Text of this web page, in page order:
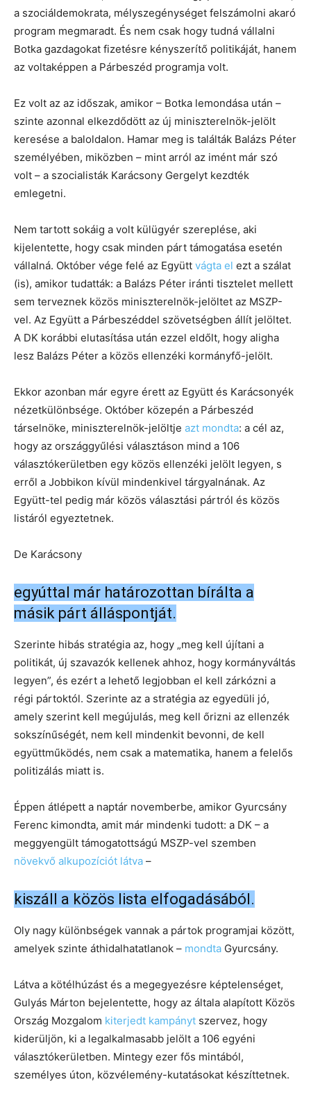
a szociáldemokrata, mélyszegénységet felszámolni akaró
program megmaradt. És nem csak hogy tudná vállalni
Botka gazdagokat fizetésre kényszerítő politikáját, hanem
az voltaképpen a Párbeszéd programja volt.
Ez volt az az időszak, amikor – Botka lemondása után –
szinte azonnal elkezdődött az új miniszterelnök-jelölt
keresése a baloldalon. Hamar meg is találták Balázs Péter
személyében, miközben – mint arról az imént már szó
volt – a szocialisták Karácsony Gergelyt kezdték
emlegetni.
Nem tartott sokáig a volt külügyér szereplése, aki
kijelentette, hogy csak minden párt támogatása esetén
vállalná. Október vége felé az Együtt vágta el ezt a szálat
(is), amikor tudatták: a Balázs Péter iránti tisztelet mellett
sem terveznek közös miniszterelnök-jelöltet az MSZP-
vel. Az Együtt a Párbeszéddel szövetségben állít jelöltet.
A DK korábbi elutasítása után ezzel eldőlt, hogy aligha
lesz Balázs Péter a közös ellenzéki kormányfő-jelölt.
Ekkor azonban már egyre érett az Együtt és Karácsonyék
nézetkülönbsége. Október közepén a Párbeszéd
társelnöke, miniszterelnök-jelöltje azt mondta: a cél az,
hogy az országgyűlési választáson mind a 106
választókerületben egy közös ellenzéki jelölt legyen, s
erről a Jobbikon kívül mindenkivel tárgyalnának. Az
Együtt-tel pedig már közös választási pártról és közös
listáról egyeztetnek.
De Karácsony
egyúttal már határozottan bírálta a
másik párt álláspontját.
Szerinte hibás stratégia az, hogy „meg kell újítani a
politikát, új szavazók kellenek ahhoz, hogy kormányváltás
legyen”, és ezért a lehető legjobban el kell zárkózni a
régi pártoktól. Szerinte az a stratégia az egyedüli jó,
amely szerint kell megújulás, meg kell őrizni az ellenzék
sokszínűségét, nem kell mindenkit bevonni, de kell
együttműködés, nem csak a matematika, hanem a felelős
politizálás miatt is.
Éppen átlépett a naptár novemberbe, amikor Gyurcsány
Ferenc kimondta, amit már mindenki tudott: a DK – a
meggyengült támogatottságú MSZP-vel szemben
növekvő alkupozíciót látva –
kiszáll a közös lista elfogadásából.
Oly nagy különbségek vannak a pártok programjai között,
amelyek szinte áthidalhatatlanok – mondta Gyurcsány.
Látva a kötélhúzást és a megegyezésre képtelenséget,
Gulyás Márton bejelentette, hogy az általa alapított Közös
Ország Mozgalom kiterjedt kampányt szervez, hogy
kiderüljön, ki a legalkalmasabb jelölt a 106 egyéni
választókerületben. Mintegy ezer fős mintából,
személyes úton, közvélemény-kutatásokat készíttetnek.